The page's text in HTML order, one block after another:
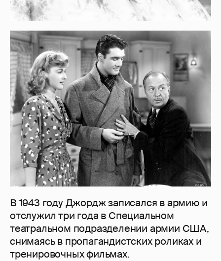
В 1943 году Джордж записался в армию и
отслужил три года в Специальном
театральном подразделении армии США,
снимаясь в пропагандистских роликах и
тренировочных фильмах.